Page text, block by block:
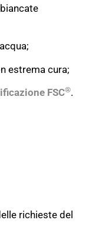
cura;
FSC®.
richieste del